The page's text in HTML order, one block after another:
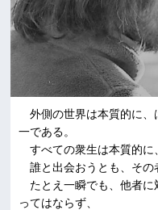
外側の世界は本質的に
一である。
すべての衆生は本質的に
誰と出会おうとも、その
たとえ一瞬でも、他者に
ってはならず、